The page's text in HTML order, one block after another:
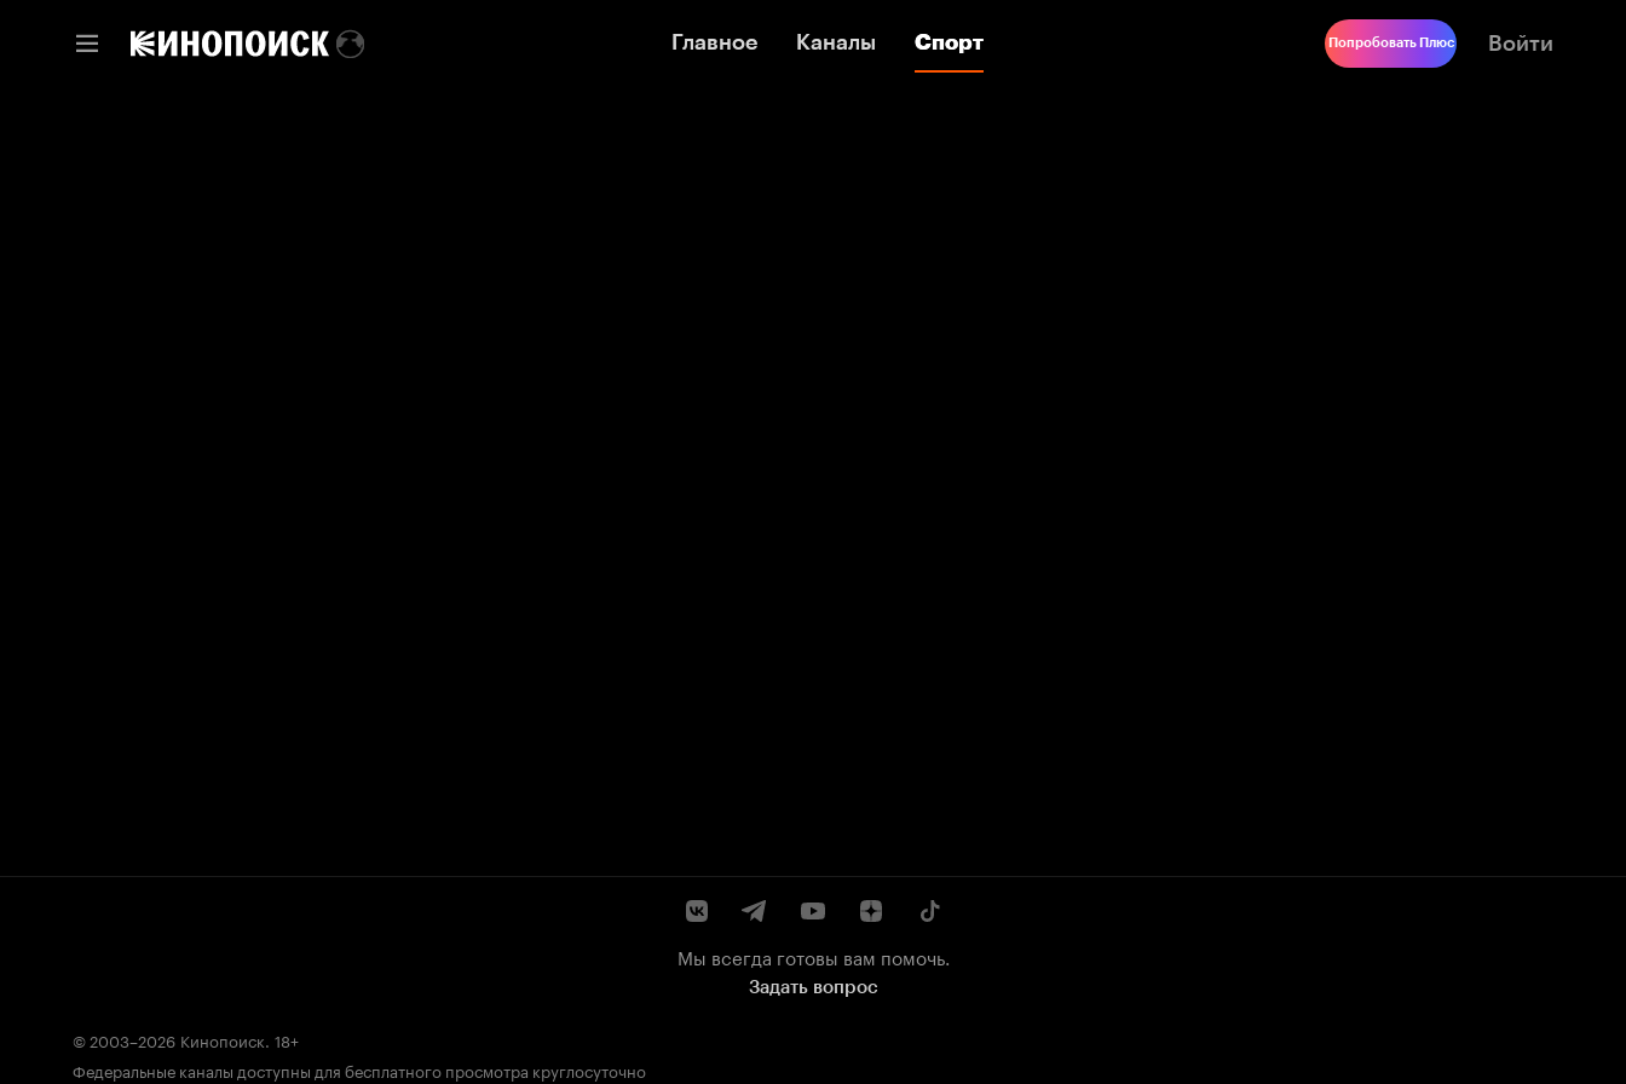
Главное Каналы Спорт
Главное Каналы Спорт Попробовать Плюс Войти
Мы всегда готовы вам помочь.
Задать вопрос
© 2003–2026 Кинопоиск. 18+
Федеральные каналы доступны для бесплатного просмотра круглосуточно